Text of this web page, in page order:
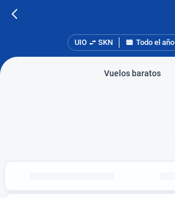
UIO SKN Todo el año
Vuelos baratos